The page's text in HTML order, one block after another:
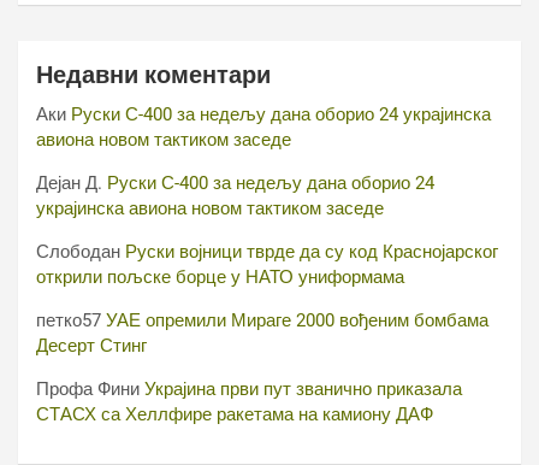
Недавни коментари
Аки Руски С-400 за недељу дана оборио 24 украјинска
авиона новом тактиком заседе
Дејан Д. Руски С-400 за недељу дана оборио 24
украјинска авиона новом тактиком заседе
Слободан Руски војници тврде да су код Краснојарског
открили пољске борце у НАТО униформама
петко57 УАЕ опремили Мираге 2000 вођеним бомбама
Десерт Стинг
Профа Фини Украјина први пут званично приказала
СТАСХ са Хеллфире ракетама на камиону ДАФ